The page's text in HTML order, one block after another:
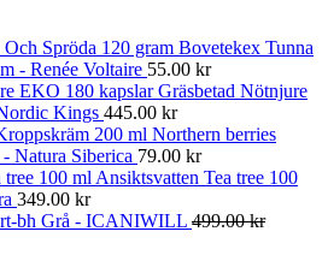
Bovetekex Tunna
- Renée Voltaire 55.00 kr
Gräsbetad Nötnjure
Kings 445.00 kr
Northern berries
Natura Siberica 79.00 kr
Ansiktsvatten Tea tree 100
349.00 kr
bh Grå - ICANIWILL 499.00kr